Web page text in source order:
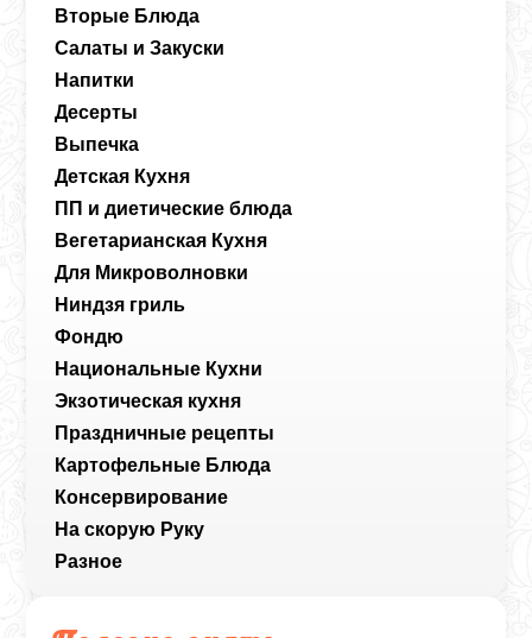
Вторые Блюда
Салаты и Закуски
Напитки
Десерты
Выпечка
Детская Кухня
ПП и диетические блюда
Вегетарианская Кухня
Для Микроволновки
Ниндзя гриль
Фондю
Национальные Кухни
Экзотическая кухня
Праздничные рецепты
Картофельные Блюда
Консервирование
На скорую Руку
Разное